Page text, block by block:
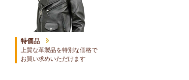
特価品
上質な革製品を特別な価格で
お買い求めいただけます